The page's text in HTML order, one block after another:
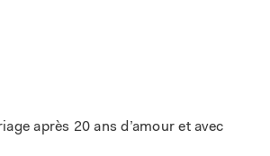
après 20 ans d’amour et avec